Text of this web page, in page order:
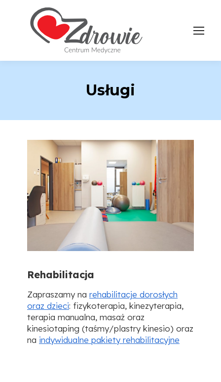
Usługi
Rehabilitacja
Zapraszamy na rehabilitacje dorosłych
oraz dzieci: fizykoterapia, kinezyterapia,
terapia manualna, masaż oraz
kinesiotaping (taśmy/plastry kinesio) oraz
na indywidualne pakiety rehabilitacyjne